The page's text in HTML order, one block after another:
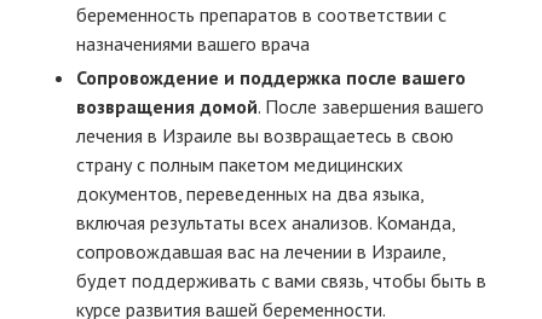
беременность препаратов в соответствии с
назначениями вашего врача
Сопровождение и поддержка после вашего
возвращения домой. После завершения вашего
лечения в Израиле вы возвращаетесь в свою
страну с полным пакетом медицинских
документов, переведенных на два языка,
включая результаты всех анализов. Команда,
сопровождавшая вас на лечении в Израиле,
будет поддерживать с вами связь, чтобы быть в
курсе развития вашей беременности.